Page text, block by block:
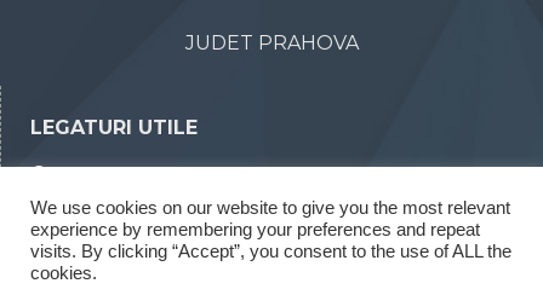
JUDET PRAHOVA
LEGATURI UTILE
Declaratii de interese
Rapoarte legea 52/2003
We use cookies on our website to give you the most relevant
experience by remembering your preferences and repeat
visits. By clicking “Accept”, you consent to the use of ALL the
cookies.